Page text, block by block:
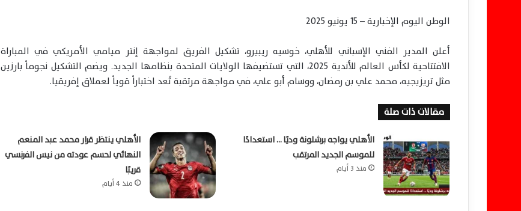
الوطن اليوم الإخبارية – 15 يونيو 2025
أعلن المدير الفني الإسباني للأهلي، خوسيه ريبيرو، تشكيل الفريق لمواجهة إنتر ميامي الأمريكي في المباراة
الافتتاحية لكأس العالم للأندية 2025، التي تستضيفها الولايات المتحدة بنظامها الجديد. ويضم التشكيل نجوماً بارزين
مثل تريزيجيه، محمد علي بن رمضان، ووسام أبو علي، في مواجهة مرتقبة تُعد اختباراً قوياً لعملاق إفريقيا.
مقالات ذات صلة
الأهلي يواجه برشلونة وديًا … استعدادًا
للموسم الجديد المرتقب
منذ 3 أيام
الأهلي ينتظر قرار محمد عبد المنعم
النهائي لحسم عودته من نيس الفرنسي
قريبًا
منذ 4 أيام